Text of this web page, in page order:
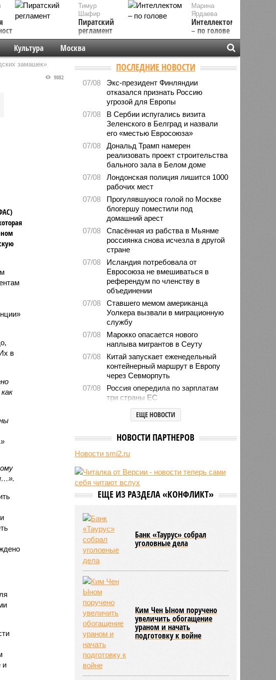
Марина
Ярдаева
Интеллектом
– по голове
Тимур
Шафир
Пиратский
регламент
Культура Москва
замашек»
9082
в
и
ПОСЛЕДНИЕ НОВОСТИ
07/08
Экс-президент Финляндии
отказался признать Россию
угрозой для Европы
07/08
В Сербии испугались визита
Зеленского в Белград и назвали
его «местью Евросоюза»
07/08
Дональд Трамп намерен
реализовать проект строительства
бального зала в Белом доме
07/08
Лондонская полиция лишится 1000
рабочих мест
07/08
Прогулявшуюся голой по Москве
блогершу поместили под
домашний арест
07/08
Спасённая из рабства в Мьянме
россиянка снова исчезла в другой
стране
07/08
Исландия потребовала от
Евросоюза не вмешиваться в
референдум по членству в
объединении
07/08
Ставшего мемом американца
Уолкера вызвали в миграционную
службу
07/08
Марокко опасается нового
наплыва мигрантов в Сеуту
07/08
Китай запускает еженедельный
контейнерный маршрут в Европу
через Севморпуть
07/08
Россия опередила по зарплатам
три страны ЕС
Александр Лукашенко призвал
белорусов скупать пустующие
07/08
Девушка объяснила убийство
трёхмесячного сына
увеличение пенсий детям,
потерявшим родителей
07/08
Финляндия захотела использовать
ЕЩЕ НОВОСТИ
НОВОСТИ ПАРТНЕРОВ
Новости smi2.ru
ЕЩЕ ИЗ РАЗДЕЛА «КОНФЛИКТ»
Банк «Таурус» собрал
уголовные дела
Ким Чен Ыном поручено
увеличить обогащение
ураном и начать
подготовку к войне